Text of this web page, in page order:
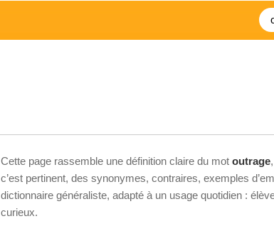
Cette page rassemble une définition claire du mot outrage
c’est pertinent, des synonymes, contraires, exemples
dictionnaire généraliste, adapté à un usage quotidien :
curieux.